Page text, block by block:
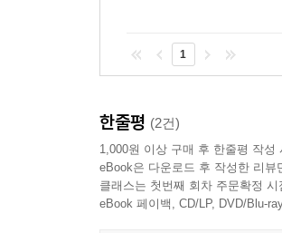
1
한줄평 (2건)
1,000원 이상 구매 후 한줄평 작성
eBook은 다운로드 후 작성한 리
클래스는 첫번째 회차 주문확정
eBook 페이백, CD/LP, DVD/Blu-